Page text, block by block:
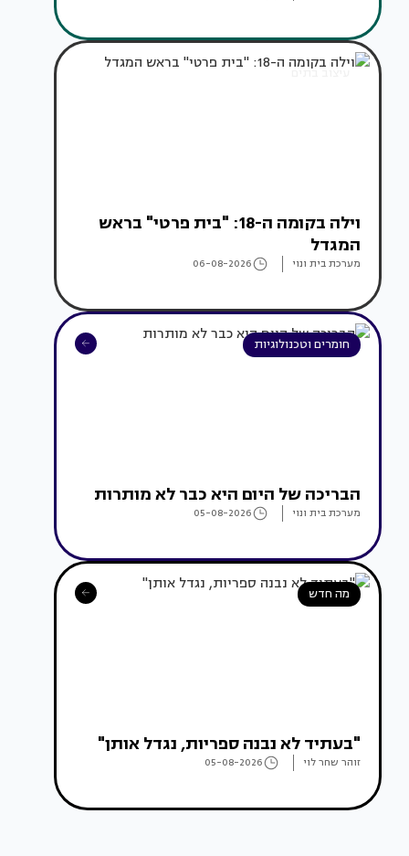
עיצוב בתים
וילה בקומה ה-18: "בית פרטי" בראש
המגדל
מערכת בית ונוי 06-08-2026
חומרים וטכנולוגיות
הבריכה של היום היא כבר לא מותרות
מערכת בית ונוי 05-08-2026
מה חדש
"בעתיד לא נבנה ספריות, נגדל אותן"
זוהר שחר לוי 05-08-2026